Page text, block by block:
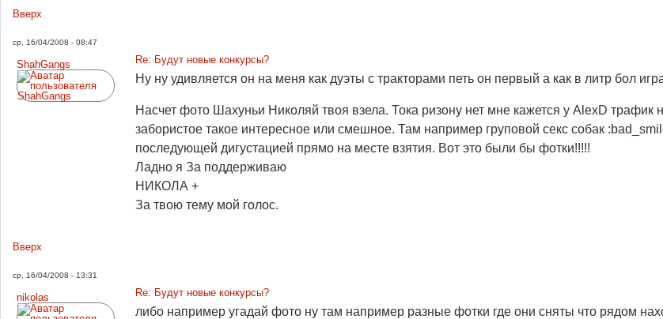
Вверх
ср, 16/04/2008 - 08:47
ShahGangs
Re: Будут новые конкурсы?
Ну ну удивляется он на меня как дуэты с тракторами петь он первый а как в литр бол
Насчет фото Шахуньи Николяй твоя взела. Тока ризону нет мне кажется у AlexD
забористое такое интересное или смешное. Там например груповой секс собак
последующей дигустацией прямо на месте взятия. Вот это были бы фотки!!!!!
Ладно я За поддерживаю
НИКОЛА +
За твою тему мой голос.
Вверх
ср, 16/04/2008 - 13:31
nikolas
Re: Будут новые конкурсы?
либо например угадай фото ну там например разные фотки где они сняты что рядом